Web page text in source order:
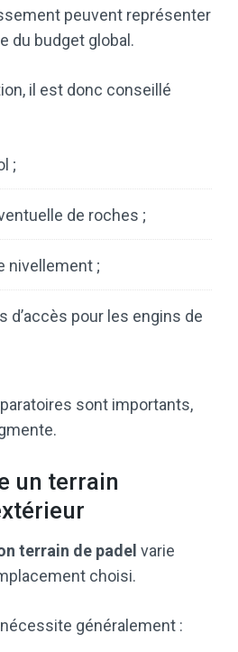
peuvent représenter
du budget global.
il est donc conseillé
;
de roches ;
nivellement ;
d’accès pour les engins de
sont importants,
un terrain
terrain de padel varie
choisi.
généralement :